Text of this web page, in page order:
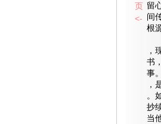
留
间
根
，
书
事
，
。
抄
当
页
<-